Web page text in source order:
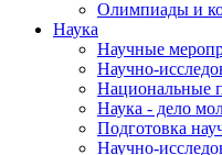
Олимпиады и
Наука
Научные
Научно-
Национальные
Наука - дело
Подготовка
Научно-